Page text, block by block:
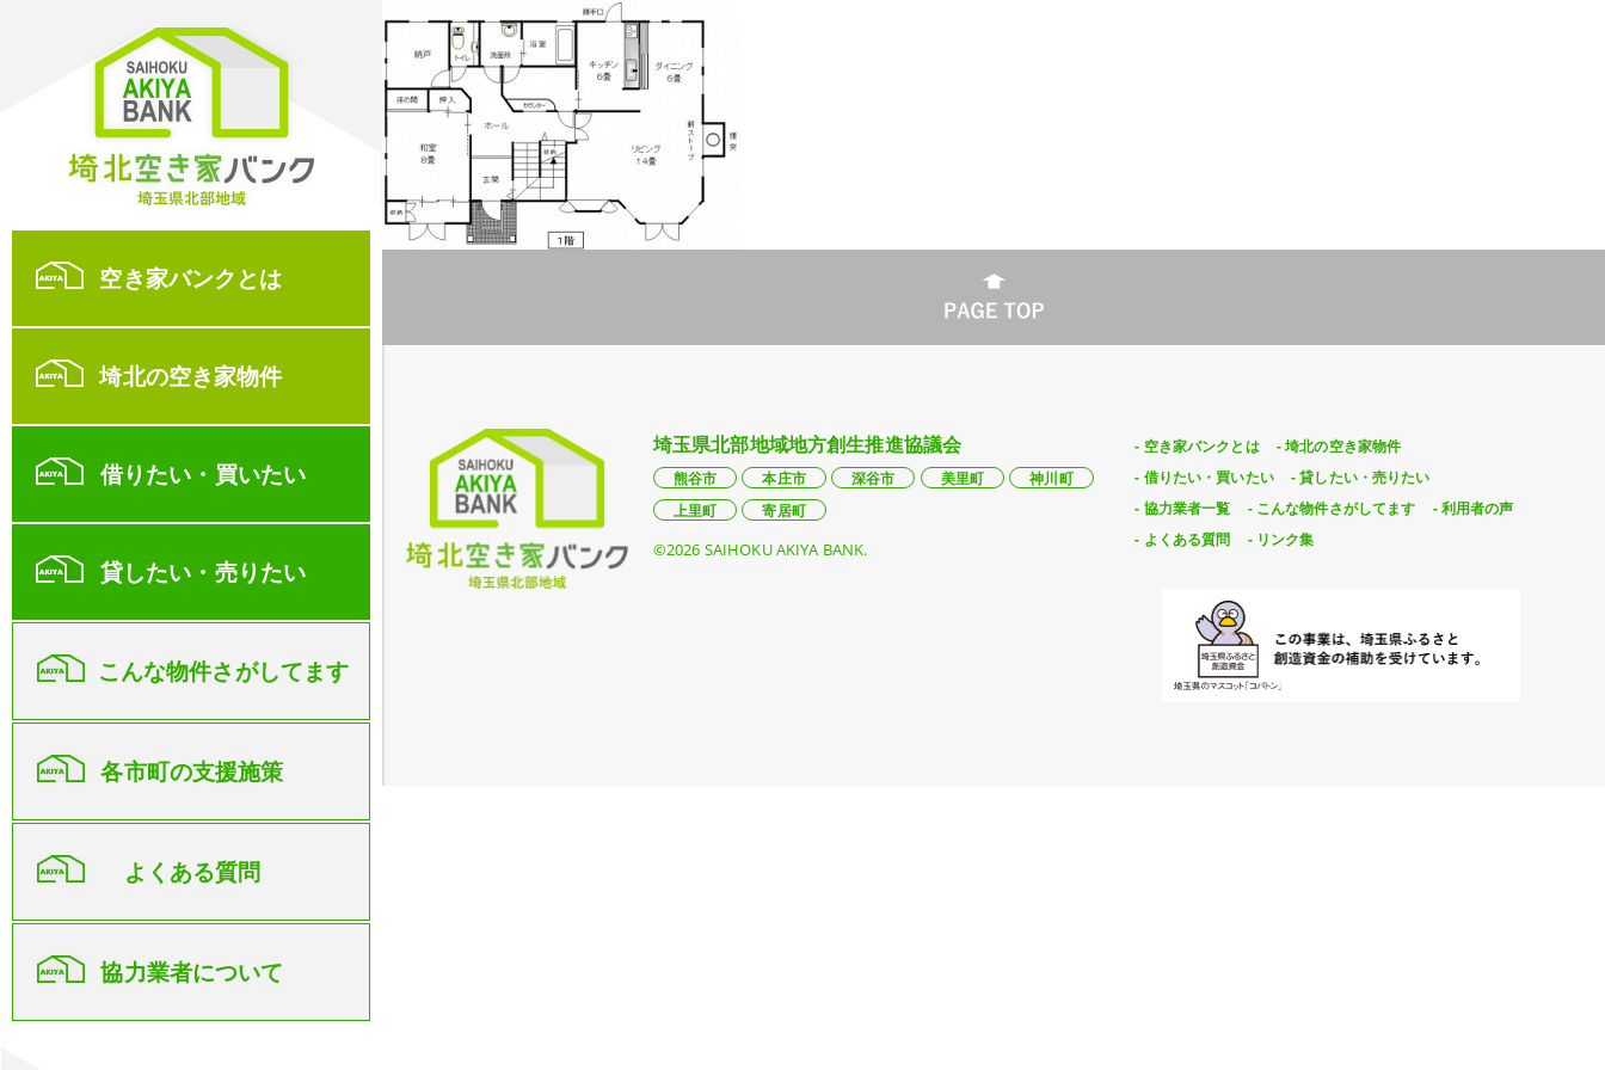
空き家バンクとは
埼北の空き家物件
借りたい・買いたい
貸したい・売りたい
こんな物件さがしてます
各市町の支援施策
よくある質問
協力業者について
埼玉県北部地域地方創生推進協議会
熊谷市 本庄市 深谷市 美里町
神川町
上里町
寄居町
©2026 SAIHOKU AKIYA BANK.
空き家バンクとは
埼北の空き家物件
借りたい・買いたい
貸したい・売りたい
協力業者一覧
こんな物件さがしてます
利用者の声
よくある質問
リンク集